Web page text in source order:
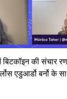
की संचार
एडुआर्डो बर्नो के